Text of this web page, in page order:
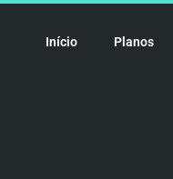
Início Planos